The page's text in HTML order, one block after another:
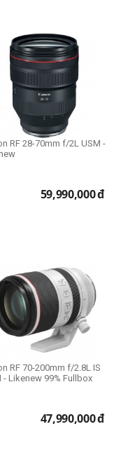
RF 28-70mm f/2L USM -
59,990,000đ
RF 70-200mm f/2.8L IS
- Likenew 99% Fullbox
47,990,000đ